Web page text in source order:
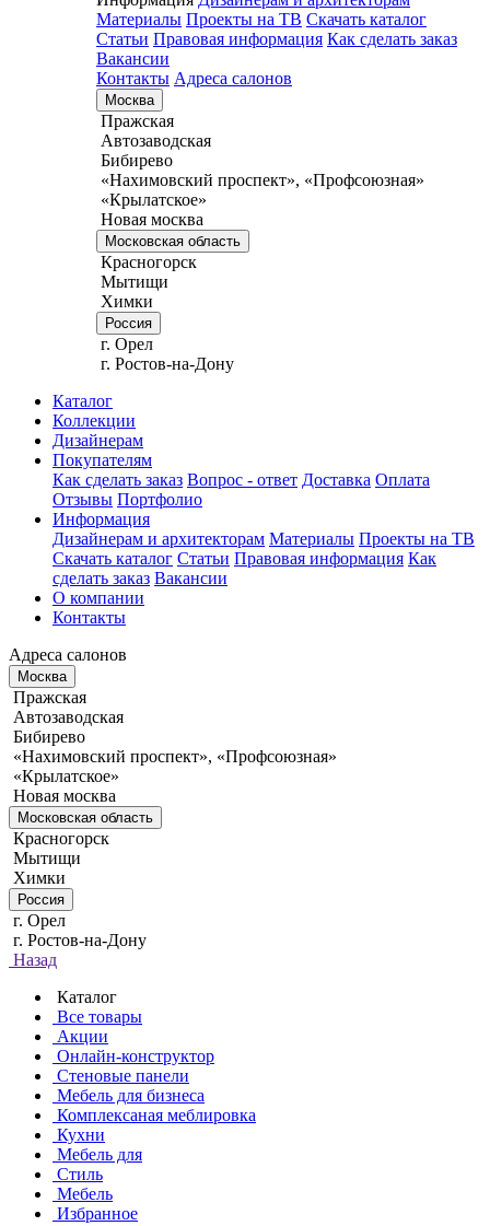
Материалы Проекты на ТВ Скачать каталог
Статьи Правовая информация Как сделать заказ
Вакансии
Контакты Адреса салонов
Москва
Пражская
Автозаводская
Бибирево
«Нахимовский проспект», «Профсоюзная»
«Крылатское»
Новая москва
Московская область
Красногорск
Мытищи
Химки
Россия
г. Орел
г. Ростов-на-Дону
Каталог
Коллекции
Дизайнерам
Покупателям
Как сделать заказ Вопрос - ответ Доставка Оплата
Отзывы Портфолио
Информация
Дизайнерам и архитекторам Материалы Проекты на ТВ
Скачать каталог Статьи Правовая информация Как
сделать заказ Вакансии
О компании
Контакты
Адреса салонов
Москва
Пражская
Автозаводская
Бибирево
«Нахимовский проспект», «Профсоюзная»
«Крылатское»
Новая москва
Московская область
Красногорск
Мытищи
Химки
Россия
г. Орел
г. Ростов-на-Дону
Назад
Каталог
Все товары
Акции
Онлайн-конструктор
Стеновые панели
Мебель для бизнеса
Комплексаная меблировка
Кухни
Мебель для
Стиль
Мебель
Избранное